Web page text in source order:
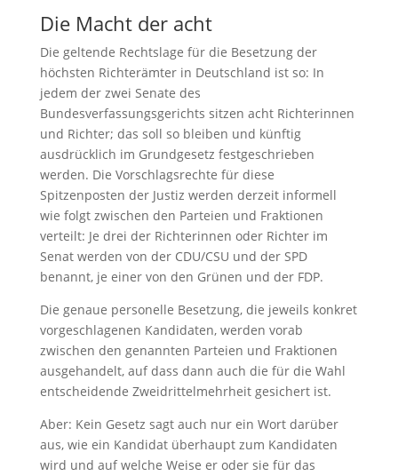
Die Macht der acht
Die geltende Rechtslage für die Besetzung der
höchsten Richterämter in Deutschland ist so: In
jedem der zwei Senate des
Bundesverfassungsgerichts sitzen acht Richterinnen
und Richter; das soll so bleiben und künftig
ausdrücklich im Grundgesetz festgeschrieben
werden. Die Vorschlagsrechte für diese
Spitzenposten der Justiz werden derzeit informell
wie folgt zwischen den Parteien und Fraktionen
verteilt: Je drei der Richterinnen oder Richter im
Senat werden von der CDU/CSU und der SPD
benannt, je einer von den Grünen und der FDP.
Die genaue personelle Besetzung, die jeweils konkret
vorgeschlagenen Kandidaten, werden vorab
zwischen den genannten Parteien und Fraktionen
ausgehandelt, auf dass dann auch die für die Wahl
entscheidende Zweidrittelmehrheit gesichert ist.
Aber: Kein Gesetz sagt auch nur ein Wort darüber
aus, wie ein Kandidat überhaupt zum Kandidaten
wird und auf welche Weise er oder sie für das